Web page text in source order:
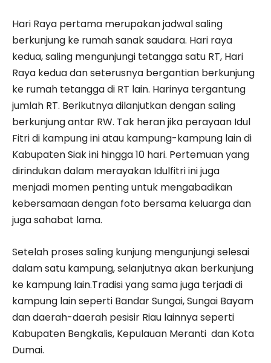
Hari Raya pertama merupakan jadwal saling
berkunjung ke rumah sanak saudara. Hari raya
kedua, saling mengunjungi tetangga satu RT, Hari
Raya kedua dan seterusnya bergantian berkunjung
ke rumah tetangga di RT lain. Harinya tergantung
jumlah RT. Berikutnya dilanjutkan dengan saling
berkunjung antar RW. Tak heran jika perayaan Idul
Fitri di kampung ini atau kampung-kampung lain di
Kabupaten Siak ini hingga 10 hari. Pertemuan yang
dirindukan dalam merayakan Idulfitri ini juga
menjadi momen penting untuk mengabadikan
kebersamaan dengan foto bersama keluarga dan
juga sahabat lama.
Setelah proses saling kunjung mengunjungi selesai
dalam satu kampung, selanjutnya akan berkunjung
ke kampung lain.Tradisi yang sama juga terjadi di
kampung lain seperti Bandar Sungai, Sungai Bayam
dan daerah-daerah pesisir Riau lainnya seperti
Kabupaten Bengkalis, Kepulauan Meranti dan Kota
Dumai.